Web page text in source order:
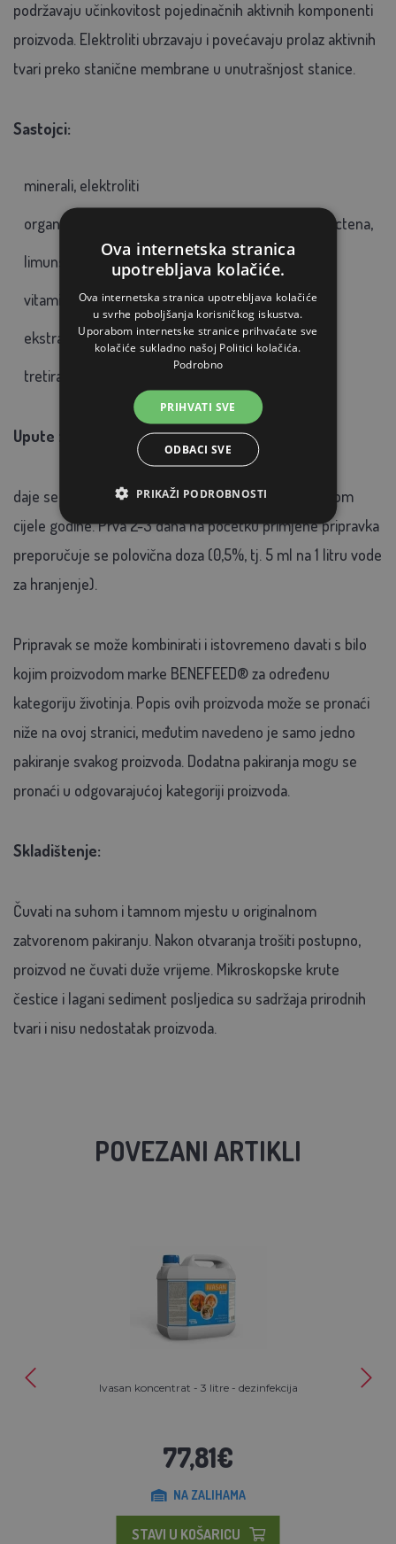
podržavaju učinkovitost pojedinačnih aktivnih komponenti
proizvoda. Elektroliti ubrzavaju i povećavaju prolaz aktivnih
tvari preko stanične membrane u unutrašnjost stanice.
Sastojci:
minerali, elektroliti
organske kiseline (mravlja, propionska, mliječna, octena,
limunska i druge)
vitamin C
ekstrakti prirodnog podrijetla
tretirana voda za piće
Upute za hranjenje:
daje se u količini od 10 ml na 1 litru krmne vode tijekom
cijele godine. Prva 2-3 dana na početku primjene pripravka
preporučuje se polovična doza (0,5%, tj. 5 ml na 1 litru vode
za hranjenje).
Pripravak se može kombinirati i istovremeno davati s bilo
kojim proizvodom marke BENEFEED® za određenu
kategoriju životinja. Popis ovih proizvoda može se pronaći
niže na ovoj stranici, međutim navedeno je samo jedno
pakiranje svakog proizvoda. Dodatna pakiranja mogu se
pronaći u odgovarajućoj kategoriji proizvoda.
Skladištenje:
Čuvati na suhom i tamnom mjestu u originalnom
zatvorenom pakiranju. Nakon otvaranja trošiti postupno,
proizvod ne čuvati duže vrijeme. Mikroskopske krute
čestice i lagani sediment posljedica su sadržaja prirodnih
tvari i nisu nedostatak proizvoda.
POVEZANI ARTIKLI
Ivasan koncentrat - 3 litre - dezinfekcija
77,81€
NA ZALIHAMA
STAVI U KOŠARICU
Ova internetska stranica
upotrebljava kolačiće.
Ova internetska stranica upotrebljava kolačiće
u svrhe poboljšanja korisničkog iskustva.
Uporabom internetske stranice prihvaćate sve
kolačiće sukladno našoj Politici kolačića.
Podrobno
PRIHVATI SVE
ODBACI SVE
PRIKAŽI PODROBNOSTI